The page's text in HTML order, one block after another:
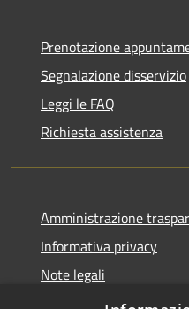
Prenotazione
Segnalazione disservizio
Leggi le FAQ
Richiesta assistenza
Amministrazione
Informativa privacy
Note legali
Dichiarazione di